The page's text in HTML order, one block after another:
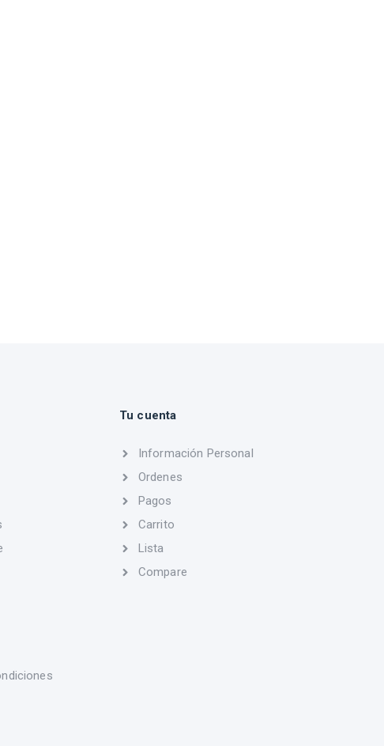
Tu cuenta
Información Personal
Ordenes
Pagos
Carrito
Lista
Compare